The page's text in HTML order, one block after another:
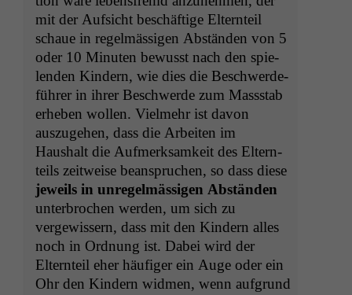
mit der Auf­sicht beschäftige Eltern­teil
schaue in regelmäs­si­gen Abstän­den von 5
oder 10 Minuten bewusst nach den spie­
len­den Kindern, wie dies die Beschw­erde­
führer in ihrer Beschw­erde zum Massstab
erheben wollen. Vielmehr ist davon
auszuge­hen, dass die Arbeit­en im
Haushalt die Aufmerk­samkeit des Eltern­
teils zeitweise beanspruchen, so dass diese
jew­eils in unregelmäs­si­gen Abstän­den
unter­brochen wer­den, um sich zu
vergewis­sern, dass mit den Kindern alles
noch in Ord­nung ist. Dabei wird der
Eltern­teil eher häu­figer ein Auge oder ein
Ohr den Kindern wid­men, wenn auf­grund